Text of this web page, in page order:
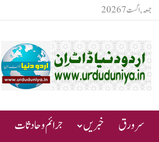
جمعہ, اگست 7 2026
سرورق خبریں جرائم و حادثات